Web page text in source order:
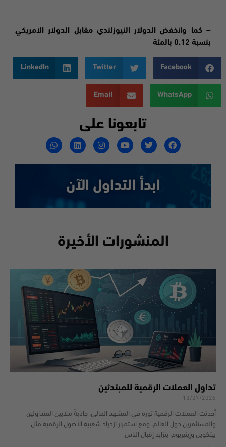
– كما وانخفض الدولار النيوزلندي مقابل الدولار الامريكي
بنسبة 0.12 بالمئة
Facebook
Twitter
LinkedIn
WhatsApp
Email
تابعونا على
ابدأ التداول الآن
المنشورات الأخيرة
تداول العملات الرقمية للمبتدئين
13/07/2026
أحدثت العملات الرقمية ثورة في المشهد المالي، جاذبةً ملايين المتداولين
والمستثمرين حول العالم. ومع استمرار ازدياد شعبية الأصول الرقمية مثل
بيتكوين وإيثيريوم، يتزايد إقبال الناس